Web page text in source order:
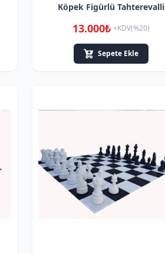
Köpek Figürlü Tahterevalli
13.000₺ +KDV(%20)
Sepete Ekle